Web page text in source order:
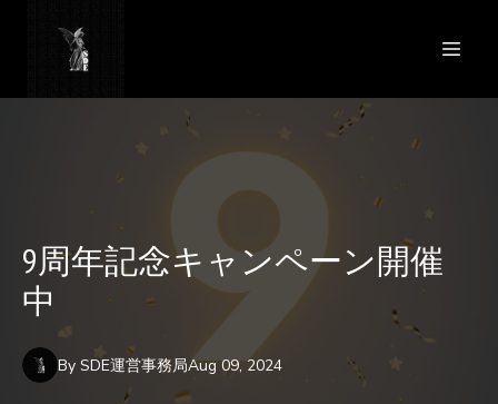
9周年記念キャンペーン開催
中
Aug 09, 2024
By SDE運営事務局